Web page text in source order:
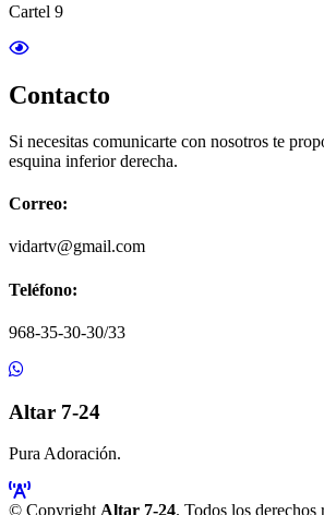
Cartel 9
Contacto
Si necesitas comunicarte con nosotros te
esquina inferior derecha.
Correo:
vidartv@gmail.com
Teléfono:
968-35-30-30/33
Altar 7-24
Pura Adoración.
© Copyright Altar 7-24. Todos los derechos